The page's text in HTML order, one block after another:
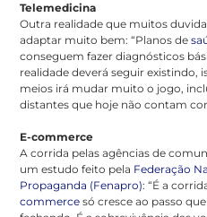
Telemedicina
Outra realidade que muitos
adaptar muito bem: “Planos de
conseguem fazer diagnósticos
realidade deverá seguir existindo,
meios irá mudar muito o jogo,
distantes que hoje não contam
E-commerce
A corrida pelas agências de
um estudo feito pela Federação
Propaganda (Fenapro): “É a
commerce só cresce ao passo